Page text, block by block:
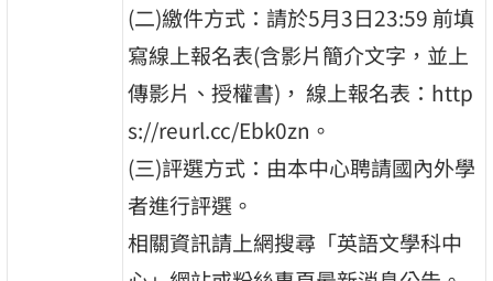
(二)繳件方式：請於5月3日23:59 前填
寫線上報名表(含影片簡介文字，並上
傳影片、授權書)， 線上報名表：http
s://reurl.cc/Ebk0zn。
(三)評選方式：由本中心聘請國內外學
者進行評選。
相關資訊請上網搜尋「英語文學科中